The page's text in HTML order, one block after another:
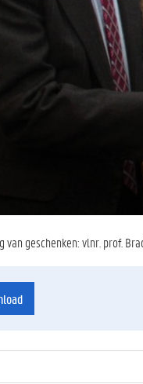
van geschenken: vlnr. prof.